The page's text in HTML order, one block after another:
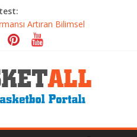
Artıran Bilimsel
Oluşturma
Gerçek Şampiyon Kim?
Olmalı